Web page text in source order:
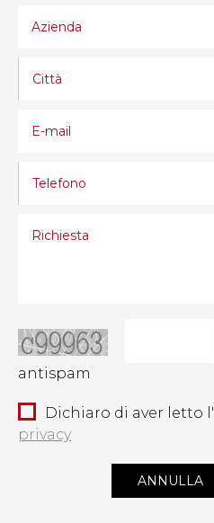
antispam
Dichiaro di aver letto l'
privacy